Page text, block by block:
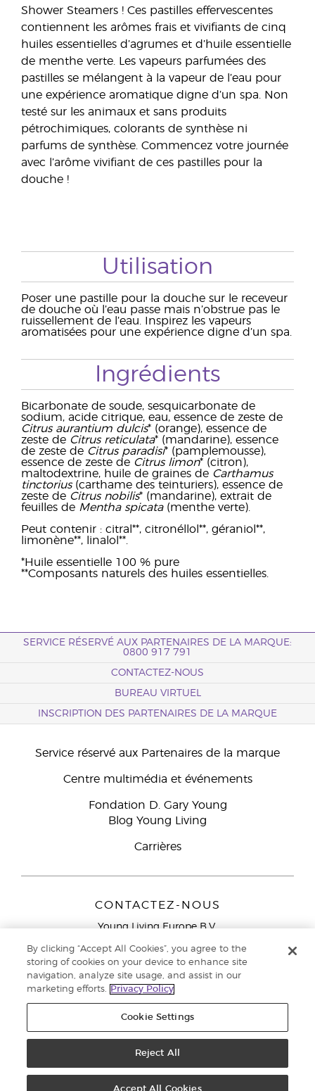
Shower Steamers ! Ces pastilles effervescentes
contiennent les arômes frais et vivifiants de cinq
huiles essentielles d’agrumes et d’huile essentielle
de menthe verte. Les vapeurs parfumées des
pastilles se mélangent à la vapeur de l’eau pour
une expérience aromatique digne d’un spa. Non
testé sur les animaux et sans produits
pétrochimiques, colorants de synthèse ni
parfums de synthèse. Commencez votre journée
avec l’arôme vivifiant de ces pastilles pour la
douche !
Utilisation
Poser une pastille pour la douche sur le receveur
de douche où l’eau passe mais n’obstrue pas le
ruissellement de l’eau. Inspirez les vapeurs
aromatisées pour une expérience digne d’un spa.
Ingrédients
Bicarbonate de soude, sesquicarbonate de
sodium, acide citrique, eau, essence de zeste de
Citrus aurantium dulcis* (orange), essence de
zeste de Citrus reticulata* (mandarine), essence
de zeste de Citrus paradisi* (pamplemousse),
essence de zeste de Citrus limon* (citron),
maltodextrine, huile de graines de Carthamus
tinctorius(carthame des teinturiers), essence de
zeste de Citrus nobilis* (mandarine), extrait de
feuilles de Mentha spicata(menthe verte).
Peut contenir : citral**, citronéllol**, géraniol**,
limonène**, linalol**.
*Huile essentielle 100 % pure
**Composants naturels des huiles essentielles.
SERVICE RÉSERVÉ AUX PARTENAIRES DE LA MARQUE:
0800 917 791
CONTACTEZ-NOUS
BUREAU VIRTUEL
INSCRIPTION DES PARTENAIRES DE LA MARQUE
Service réservé aux Partenaires de la marque
Centre multimédia et événements
Fondation D. Gary Young
Blog Young Living
Carrières
CONTACTEZ-NOUS
Young Living Europe B.V.
9727 AJ Groningen
Service réservé aux Partenaires de la marque
791
Politique de confidentialité
By clicking “Accept All Cookies”, you agree to the
storing of cookies on your device to enhance site
navigation, analyze site usage, and assist in our
marketing efforts.
Privacy Policy
Cookie Settings
Reject All